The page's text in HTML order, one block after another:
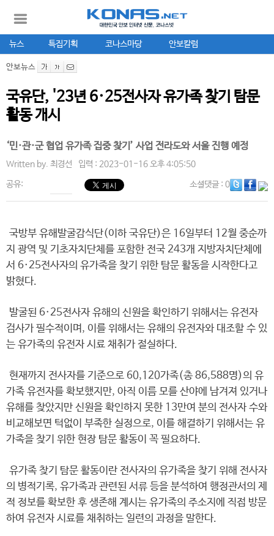
뉴스 특집기획 코나스마당 안보칼럼
안보뉴스
국유단, '23년 6·25전사자 유가족 찾기 탐문
활동 개시
‘민·관·군 협업 유가족 집중 찾기’ 사업 전라도와 서울 진행 예정
Written by. 최경선 입력 : 2023-01-16 오후 4:05:50
공유: 소셜댓글: 0
국방부 유해발굴감식단(이하 국유단)은 16일부터 12월 중순까
지 광역 및 기초자치단체를 포함한 전국 243개 지방자치단체에
서 6·25전사자의 유가족을 찾기 위한 탐문 활동을 시작한다고
밝혔다.
발굴된 6·25전사자 유해의 신원을 확인하기 위해서는 유전자
검사가 필수적이며, 이를 위해서는 유해의 유전자와 대조할 수 있
는 유가족의 유전자 시료 채취가 절실하다.
현재까지 전사자를 기준으로 60,120가족(총 86,588명)의 유
가족 유전자를 확보했지만, 아직 이름 모를 산야에 남겨져 있거나
유해를 찾았지만 신원을 확인하지 못한 13만여 분의 전사자 수와
비교해보면 턱없이 부족한 실정으로, 이를 해결하기 위해서는 유
가족을 찾기 위한 현장 탐문 활동이 꼭 필요하다.
유가족 찾기 탐문 활동이란 전사자의 유가족을 찾기 위해 전사자
의 병적기록, 유가족과 관련된 서류 등을 분석하여 행정관서의 제
적 정보를 확보한 후 생존해 계시는 유가족의 주소지에 직접 방문
하여 유전자 시료를 채취하는 일련의 과정을 말한다.